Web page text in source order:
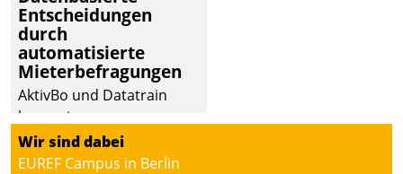
Entscheidungen
durch
automatisierte
Mieterbefragungen
AktivBo und Datatrain
kooperieren –
Immobilienunternehmen
profitieren: Die nahtlose
Wir sind dabei
EUREF Campus in Berlin